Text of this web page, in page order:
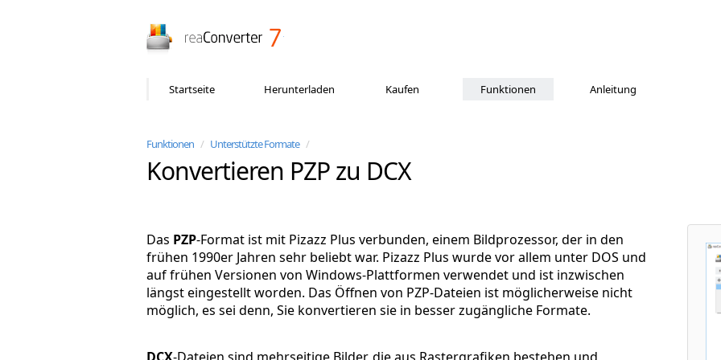
Startseite Herunterladen Kaufen Funktionen Anleitung
Funktionen / Unterstützte Formate /
Konvertieren PZP zu DCX
Das PZP-Format ist mit Pizazz Plus verbunden, einem Bildprozessor, der in den
frühen 1990er Jahren sehr beliebt war. Pizazz Plus wurde vor allem unter DOS und
auf frühen Versionen von Windows-Plattformen verwendet und ist inzwischen
längst eingestellt worden. Das Öffnen von PZP-Dateien ist möglicherweise nicht
möglich, es sei denn, Sie konvertieren sie in besser zugängliche Formate.